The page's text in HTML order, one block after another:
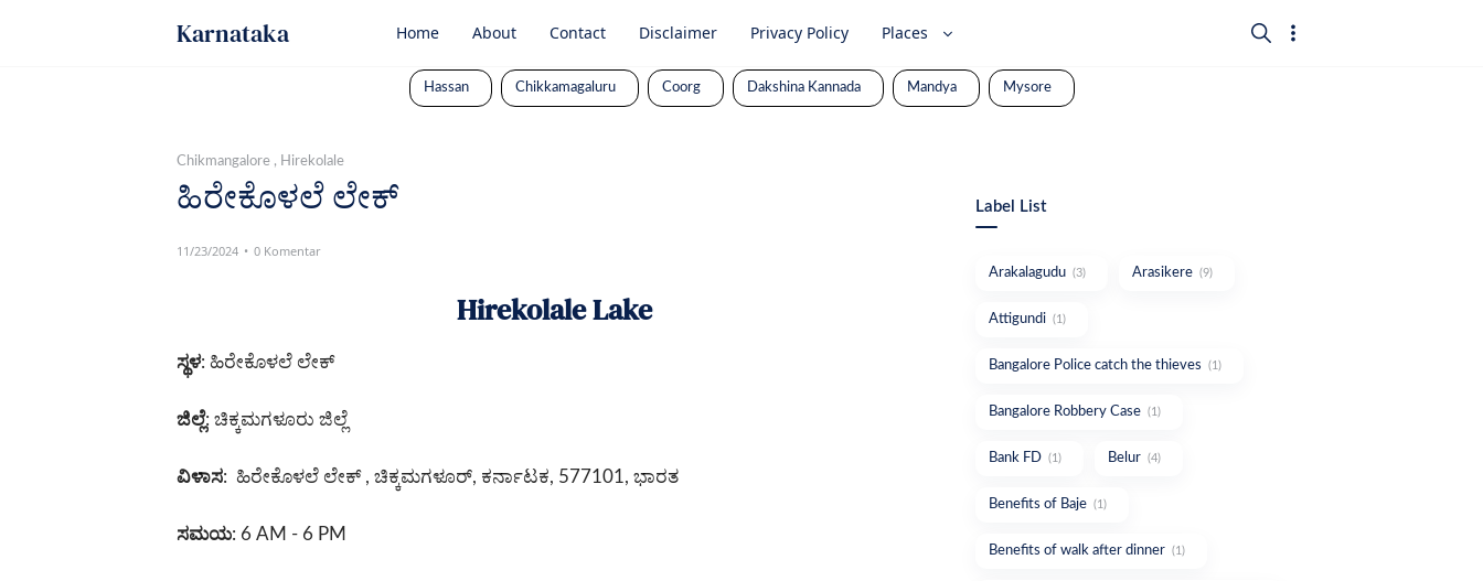
Karnataka Home About Contact Disclaimer Privacy Policy Places
Hassan Chikkamagaluru Coorg Dakshina Kannada Mandya Mysore
Chikmangalore Hirekolale
ಹಿರೇಕೊಳಲೆ ಲೇಕ್
11/23/2024 0 Komentar
Hirekolale Lake
ಸ್ಥಳ: ಹಿರೇಕೊಳಲೆ ಲೇಕ್
ಜಿಲ್ಲೆ: ಚಿಕ್ಕಮಗಳೂರು ಜಿಲ್ಲೆ
ವಿಳಾಸ: ಹಿರೇಕೊಳಲೆ ಲೇಕ್ , ಚಿಕ್ಕಮಗಳೂರ್, ಕರ್ನಾಟಕ, 577101, ಭಾರತ
ಸಮಯ: 6 AM - 6 PM
Label List
Arakalagudu (3) Arasikere (9)
Attigundi (1)
Bangalore Police catch the thieves (1)
Bangalore Robbery Case (1)
Bank FD (1) Belur (4)
Benefits of Baje (1)
Benefits of walk after dinner (1)